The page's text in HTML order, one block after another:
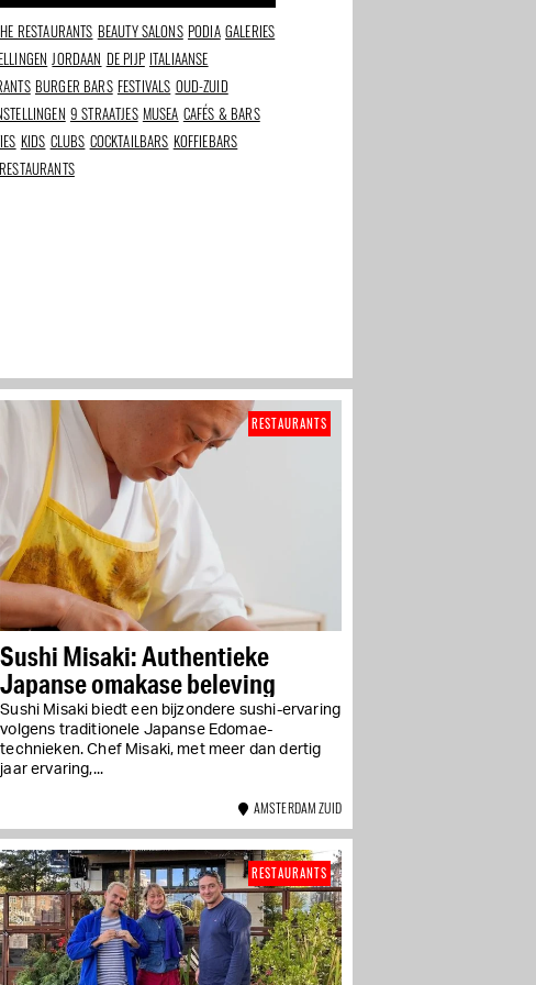
Vergulden Eenhoorn:
Stadsoase van rust en
gezelligheid
RESTAURANTS BEAUTY SALONS PODIA GALERIES
JORDAAN DE PIJP ITALIAANSE
BURGER BARS FESTIVALS OUD-ZUID
9 STRAATJES MUSEA CAFÉS & BARS
KIDS CLUBS COCKTAILBARS KOFFIEBARS
Sushi Misaki: Authentieke
Japanse omakase beleving
Sushi Misaki biedt een bijzondere sushi-ervaring
volgens traditionele Japanse Edomae-
technieken. Chef Misaki, met meer dan dertig
jaar ervaring,...
RESTAURANTS
AMSTERDAM ZUID
RESTAURANTS